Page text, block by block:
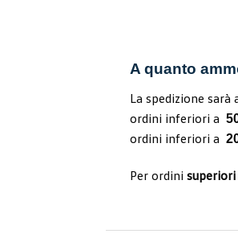
A quanto
La spedizione
ordini inferiori a
ordini inferiori a
Per ordini superiori